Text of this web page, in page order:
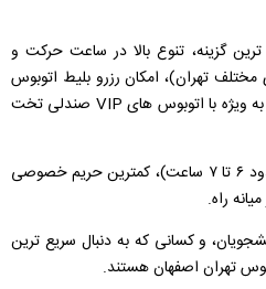
گزینه، تنوع بالا در ساعت حرکت و
تهران)، امکان رزرو بلیط اتوبوس
به صورت لحظه ‌ای در اسنپ تریپ، به ویژه با اتوبوس ‌های VIP صندلی تخت
معایب: زمان سفر نسبتا طولانی (حدود ۶ تا ۷ ساعت)، کمترین حریم خصوصی
راه.
و کسانی که به دنبال سریع ‌ترین
تهران اصفهان هستند.